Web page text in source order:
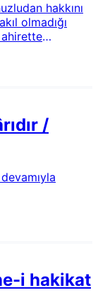
hakkını
olmadığı
haram mıdır?
/
i hakikat